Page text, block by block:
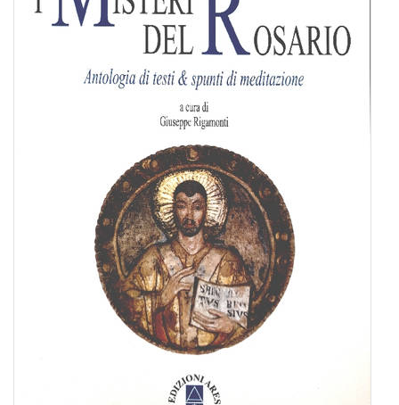
BIOGRAFIE
ATTUALITÀ